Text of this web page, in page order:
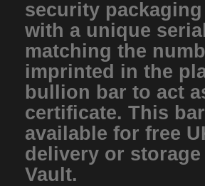
security
with a unique
matching the
imprinted in the
bullion bar to act
certificate. This
available for free
delivery or
Vault.